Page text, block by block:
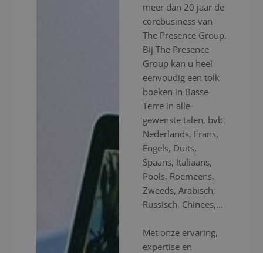
meer dan 20 jaar de
corebusiness van
The Presence Group.
Bij The Presence
Group kan u heel
eenvoudig een tolk
boeken in Basse-
Terre in alle
gewenste talen, bvb.
Nederlands, Frans,
Engels, Duits,
Spaans, Italiaans,
Pools, Roemeens,
Zweeds, Arabisch,
Russisch, Chinees,...
Met onze ervaring,
expertise en